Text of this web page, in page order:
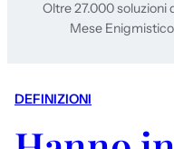
Oltre 27.000 soluzioni
Mese
DEFINIZIONI